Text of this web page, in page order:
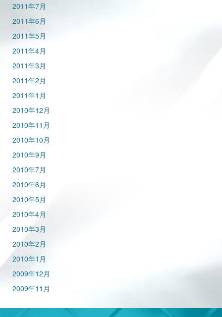
2011年7月
2011年6月
2011年5月
2011年4月
2011年3月
2011年2月
2011年1月
2010年12月
2010年11月
2010年10月
2010年9月
2010年7月
2010年6月
2010年5月
2010年4月
2010年3月
2010年2月
2010年1月
2009年12月
2009年11月